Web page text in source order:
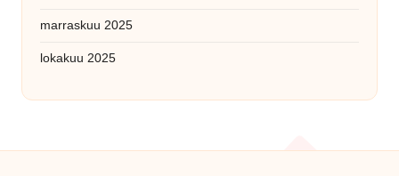
marraskuu 2025
lokakuu 2025